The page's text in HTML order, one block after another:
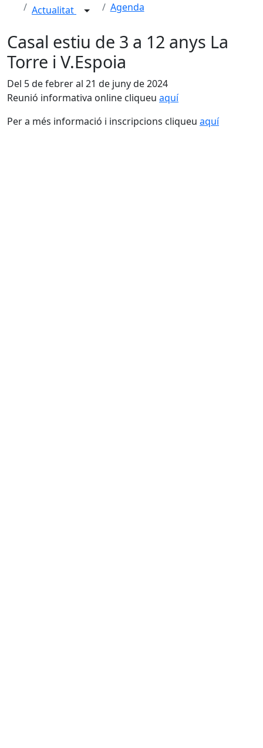
Actualitat Agenda
Casal estiu de 3 a 12 anys La
Torre i V.Espoia
Del 5 de febrer al 21 de juny de 2024
Reunió informativa online cliqueu aquí
Per a més informació i inscripcions cliqueu aquí